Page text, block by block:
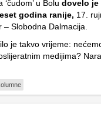
u Bolu dovelo je
godina ranije, 17.
Slobodna Dalmacija.
je takvo vrijeme:
medijima?